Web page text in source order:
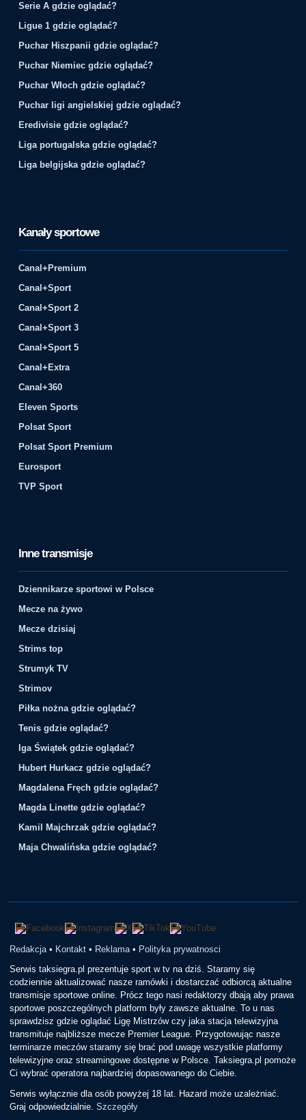
Serie A gdzie oglądać?
Ligue 1 gdzie oglądać?
Puchar Hiszpanii gdzie oglądać?
Puchar Niemiec gdzie oglądać?
Puchar Włoch gdzie oglądać?
Puchar ligi angielskiej gdzie oglądać?
Eredivisie gdzie oglądać?
Liga portugalska gdzie oglądać?
Liga belgijska gdzie oglądać?
Kanały sportowe
Canal+Premium
Canal+Sport
Canal+Sport 2
Canal+Sport 3
Canal+Sport 5
Canal+Extra
Canal+360
Eleven Sports
Polsat Sport
Polsat Sport Premium
Eurosport
TVP Sport
Inne transmisje
Dziennikarze sportowi w Polsce
Mecze na żywo
Mecze dzisiaj
Strims top
Strumyk TV
Strimov
Piłka nożna gdzie oglądać?
Tenis gdzie oglądać?
Iga Świątek gdzie oglądać?
Hubert Hurkacz gdzie oglądać?
Magdalena Fręch gdzie oglądać?
Magda Linette gdzie oglądać?
Kamil Majchrzak gdzie oglądać?
Maja Chwalińska gdzie oglądać?
Redakcja • Kontakt • Reklama • Polityka prywatnosci
Serwis taksiegra.pl prezentuje sport w tv na dziś. Staramy się
codziennie aktualizować nasze ramówki i dostarczać odbiorcą aktualne
transmisje sportowe online. Prócz tego nasi redaktorzy dbają aby prawa
sportowe poszczególnych platform były zawsze aktualne. To u nas
sprawdzisz gdzie oglądać Ligę Mistrzów czy jaka stacja telewizyjna
transmituje najbliższe mecze Premier League. Przygotowując nasze
terminarze meczów staramy się brać pod uwagę wszystkie platformy
telewizyjne oraz streamingowe dostępne w Polsce. Taksiegra.pl pomoże
Ci wybrać operatora najbardziej dopasowanego do Ciebie.
Serwis wyłącznie dla osób powyżej 18 lat. Hazard może uzależniać.
Graj odpowiedzialnie.Szczegóły